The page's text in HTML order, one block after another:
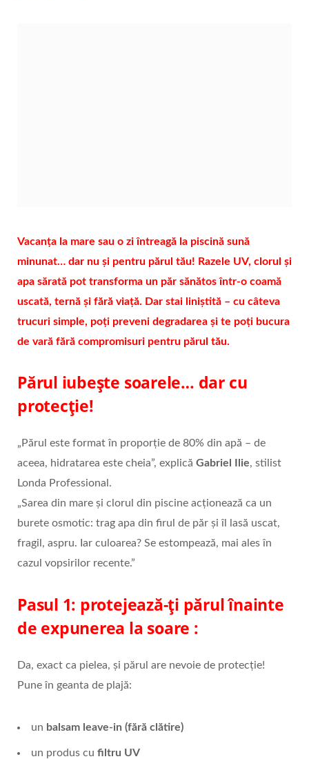
Vacanța la mare sau o zi întreagă la piscină sună
minunat… dar nu și pentru părul tău! Razele UV, clorul și
apa sărată pot transforma un păr sănătos într-o coamă
uscată, ternă și fără viață. Dar stai liniștită – cu câteva
trucuri simple, poți preveni degradarea și te poți bucura
de vară fără compromisuri pentru părul tău.
Părul iubește soarele… dar cu
protecție!
„Părul este format în proporție de 80% din apă – de
aceea, hidratarea este cheia”, explică Gabriel Ilie, stilist
Londa Professional.
„Sarea din mare și clorul din piscine acționează ca un
burete osmotic: trag apa din firul de păr și îl lasă uscat,
fragil, aspru. Iar culoarea? Se estompează, mai ales în
cazul vopsirilor recente.”
Pasul 1: protejează-ți părul înainte
de expunerea la soare :
Da, exact ca pielea, și părul are nevoie de protecție!
Pune în geanta de plajă:
un balsam leave-in (fără clătire)
un produs cu filtru UV